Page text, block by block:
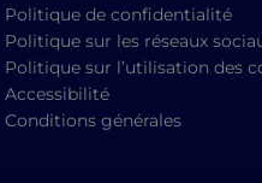
Politique de confidentialité
Politique sur les réseaux
Politique sur l’utilisation des
Accessibilité
Conditions générales